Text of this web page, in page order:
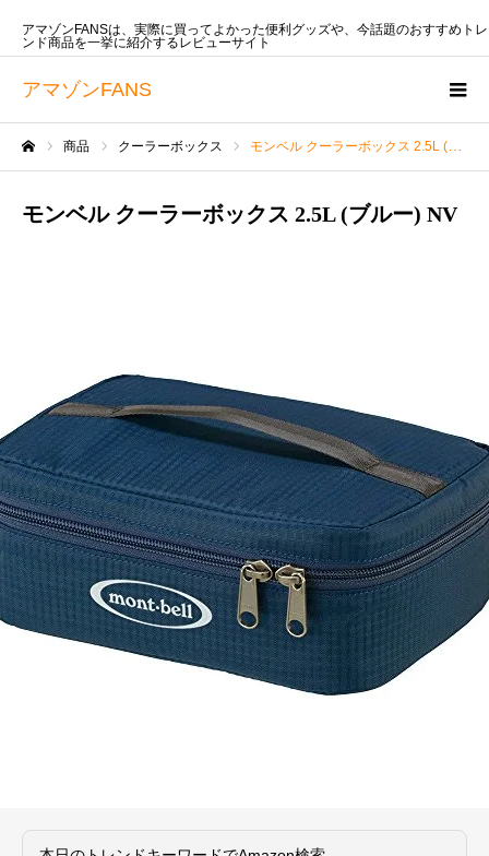
アマゾンFANS
アマゾンFANSは、実際に買ってよかった便利グッズや、今話題のおすすめトレ
ンド商品を一挙に紹介するレビューサイト
商品 クーラーボックス モンベル クーラーボックス 2.5L (ブルー) NV
モンベル クーラーボックス 2.5L (ブルー) NV